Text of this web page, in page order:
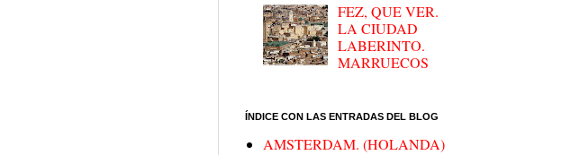
FEZ, QUE VER.
LA CIUDAD
LABERINTO.
MARRUECOS
ÍNDICE CON LAS ENTRADAS DEL BLOG
AMSTERDAM. (HOLANDA)